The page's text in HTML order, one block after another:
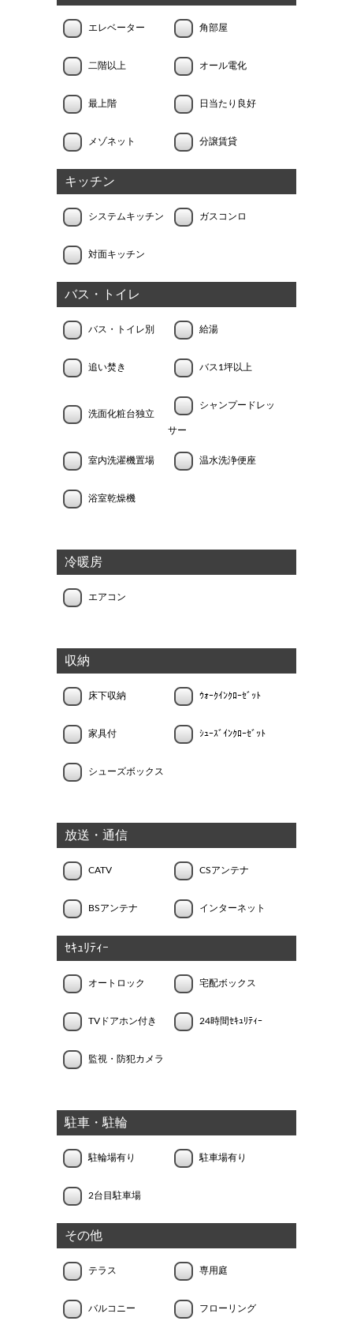
エレベーター 角部屋
二階以上 オール電化
最上階 日当たり良好
メゾネット 分譲賃貸
キッチン
システムキッチン ガスコンロ
対面キッチン
バス・トイレ
バス・トイレ別 給湯
追い焚き バス1坪以上
洗面化粧台独立
シャンプードレッ
サー
室内洗濯機置場 温水洗浄便座
浴室乾燥機
冷暖房
エアコン
収納
床下収納 ｳｫｰｸｲﾝｸﾛｰｾﾞｯﾄ
家具付 ｼｭｰｽﾞｲﾝｸﾛｰｾﾞｯﾄ
シューズボックス
放送・通信
CATV CSアンテナ
BSアンテナ インターネット
ｾｷｭﾘﾃｨｰ
オートロック 宅配ボックス
TVドアホン付き 24時間ｾｷｭﾘﾃｨｰ
監視・防犯カメラ
駐車・駐輪
駐輪場有り 駐車場有り
2台目駐車場
その他
テラス 専用庭
バルコニー フローリング